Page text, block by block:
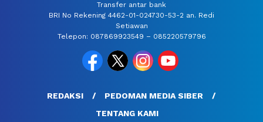
Transfer antar bank
BRI No Rekening 4462-01-024730-53-2 an. Redi
Setiawan
Telepon: 087869923549 – 085220579796
REDAKSI
PEDOMAN MEDIA SIBER
TENTANG KAMI